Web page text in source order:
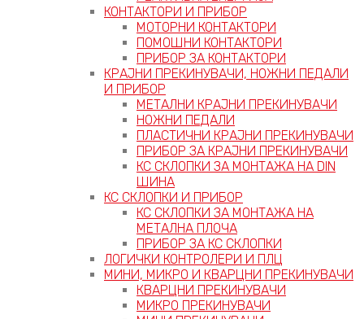
КОНТАКТОРИ И ПРИБОР
МОТОРНИ КОНТАКТОРИ
ПОМОШНИ КОНТАКТОРИ
ПРИБОР ЗА КОНТАКТОРИ
КРАЈНИ ПРЕКИНУВАЧИ, НОЖНИ ПЕДАЛИ
И ПРИБОР
МЕТАЛНИ КРАЈНИ ПРЕКИНУВАЧИ
НОЖНИ ПЕДАЛИ
ПЛАСТИЧНИ КРАЈНИ ПРЕКИНУВАЧИ
ПРИБОР ЗА КРАЈНИ ПРЕКИНУВАЧИ
КС СКЛОПКИ ЗА МОНТАЖА НА DIN
ШИНА
КС СКЛОПКИ И ПРИБОР
КС СКЛОПКИ ЗА МОНТАЖА НА
МЕТАЛНА ПЛОЧА
ПРИБОР ЗА КС СКЛОПКИ
ЛОГИЧКИ КОНТРОЛЕРИ И ПЛЦ
МИНИ, МИКРО И КВАРЦНИ ПРЕКИНУВАЧИ
КВАРЦНИ ПРЕКИНУВАЧИ
МИКРО ПРЕКИНУВАЧИ